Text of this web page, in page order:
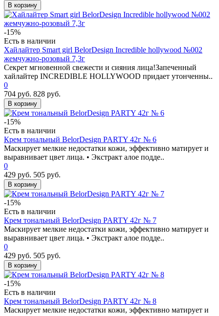
В корзину
-15%
Есть в наличии
Хайлайтер Smart girl BelorDesign Incredible hollywood №002
жемчужно-розовый 7,3г
Секрет мгновенной свежести и сияния лица!Запеченный
хайлайтер INCREDIBLE HOLLYWOOD придает утонченны..
0
704 руб. 828 руб.
В корзину
-15%
Есть в наличии
Крем тональный BelorDesign PARTY 42г № 6
Маскирует мелкие недостатки кожи, эффективно матирует и
выравнивает цвет лица. • Экстракт алое подде..
0
429 руб. 505 руб.
В корзину
-15%
Есть в наличии
Крем тональный BelorDesign PARTY 42г № 7
Маскирует мелкие недостатки кожи, эффективно матирует и
выравнивает цвет лица. • Экстракт алое подде..
0
429 руб. 505 руб.
В корзину
-15%
Есть в наличии
Крем тональный BelorDesign PARTY 42г № 8
Маскирует мелкие недостатки кожи, эффективно матирует и